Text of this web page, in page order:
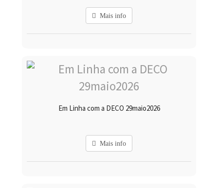
Mais info
Em Linha com a DECO 29maio2026
Mais info